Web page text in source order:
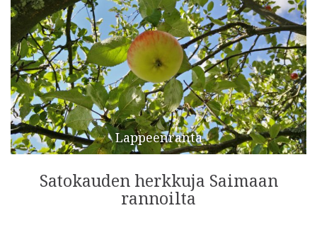
Lappeenranta
Satokauden herkkuja Saimaan
rannoilta